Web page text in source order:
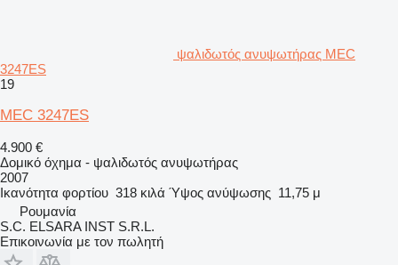
ψαλιδωτός ανυψωτήρας MEC
3247ES
19
MEC 3247ES
4.900 €
Δομικό όχημα - ψαλιδωτός ανυψωτήρας
2007
Ικανότητα φορτίου 318 κιλά Ύψος ανύψωσης 11,75 μ
Ρουμανία
S.C. ELSARA INST S.R.L.
Επικοινωνία με τον πωλητή